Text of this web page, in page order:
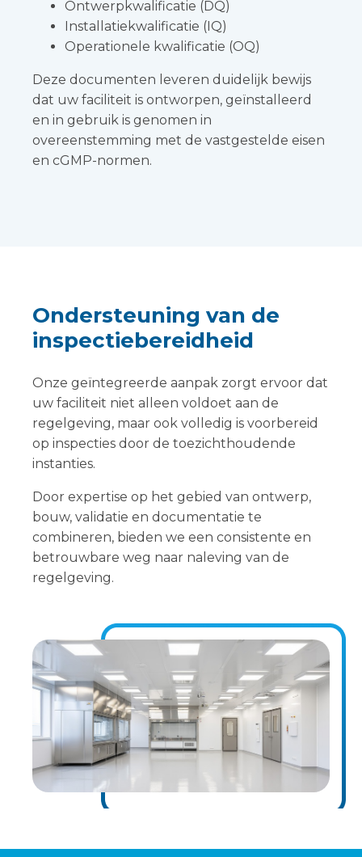
Ontwerpkwalificatie (DQ)
Installatiekwalificatie (IQ)
Operationele kwalificatie (OQ)
Deze documenten leveren duidelijk bewijs
dat uw faciliteit is ontworpen, geïnstalleerd
en in gebruik is genomen in
overeenstemming met de vastgestelde eisen
en cGMP-normen.
Ondersteuning van de
inspectiebereidheid
Onze geïntegreerde aanpak zorgt ervoor dat
uw faciliteit niet alleen voldoet aan de
regelgeving, maar ook volledig is voorbereid
op inspecties door de toezichthoudende
instanties.
Door expertise op het gebied van ontwerp,
bouw, validatie en documentatie te
combineren, bieden we een consistente en
betrouwbare weg naar naleving van de
regelgeving.